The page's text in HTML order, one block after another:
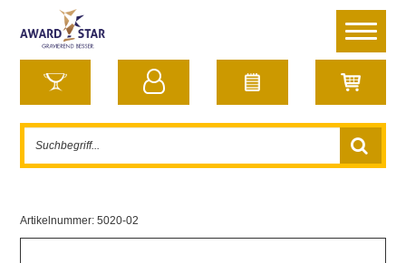
Artikelnummer: 5020-02